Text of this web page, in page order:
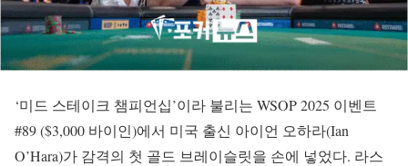
‘미드 스테이크 챔피언십’이라 불리는 WSOP 2025 이벤트
#89 ($3,000 바이인)에서 미국 출신 아이언 오하라(Ian
O’Hara)가 감격의 첫 골드 브레이슬릿을 손에 넣었다. 라스